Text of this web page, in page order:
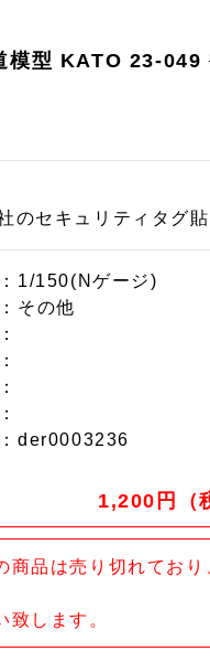
模型 KATO 23-049
のセキュリティタグ
：1/150(Nゲージ)
：その他
：
：
：
：
：der0003236
1,200円（
商品は売り切れており
致します。